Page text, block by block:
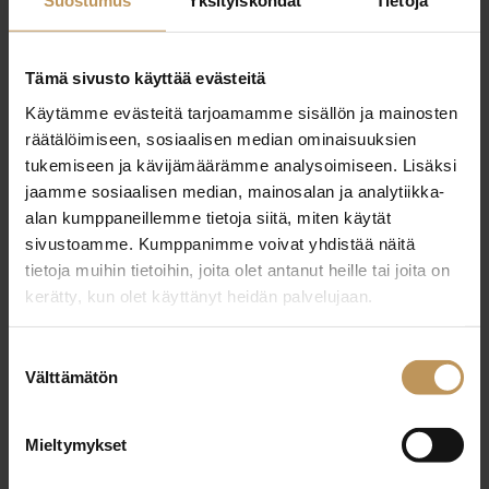
Tämä sivusto käyttää evästeitä
Käytämme evästeitä tarjoamamme sisällön ja mainosten
räätälöimiseen, sosiaalisen median ominaisuuksien
tukemiseen ja kävijämäärämme analysoimiseen. Lisäksi
jaamme sosiaalisen median, mainosalan ja analytiikka-
alan kumppaneillemme tietoja siitä, miten käytät
sivustoamme. Kumppanimme voivat yhdistää näitä
tietoja muihin tietoihin, joita olet antanut heille tai joita on
kerätty, kun olet käyttänyt heidän palvelujaan.
valinta
Välttämätön
Mieltymykset
PoutiainenKuopiosta,Linda LeinoRaumalta,Janita
Helsingistä,
RautanenVantaalta ja varapuheenjohtajaksiErika
Suomen Kiinteistönvälittäjät SKVL ry täyttää 80 vuotta
vuonna 2026 ja juhlii merkkivuottaan näkyvästi.
Liittoon kuuluu yli 370 kiinteistönvälitysalan itsenäistä
yritystä ympäri Suomea, ja sen tehtävä on edistää
luotettavaa ja reilua kiinteistönvälitystä.
SKVL, hallituksen puheenjohtaja (1.1.2026 lukien)